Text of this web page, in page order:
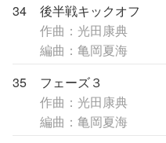
34
後半戦キックオフ
作曲：光田康典
編曲：亀岡夏海
35
フェーズ３
作曲：光田康典
編曲：亀岡夏海